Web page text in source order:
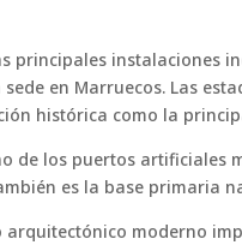
principales instalaciones
en Marruecos. Las
histórica como la
de los puertos artificiales
es la base primaria
moderno